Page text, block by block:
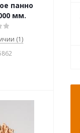
панно
мм.
(1)